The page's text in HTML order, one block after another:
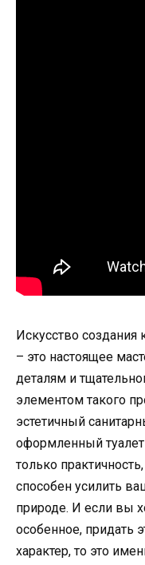
Искусство
– это настоящее
деталям и
элементом такого
эстетичный
оформленный
только
способен усилить
природе. И если вы
особенное, придать
характер, то это